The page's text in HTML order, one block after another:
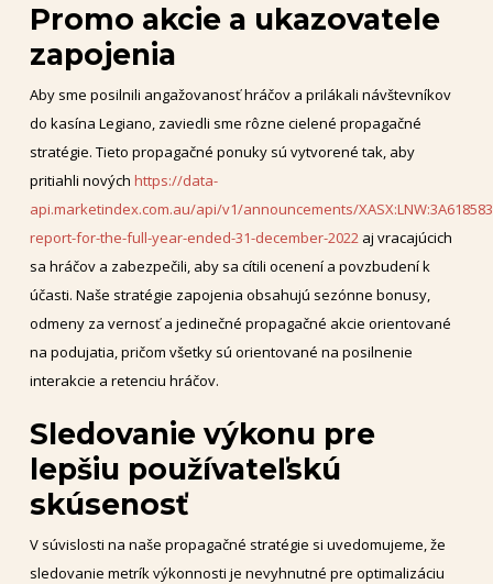
Promo akcie a ukazovatele
zapojenia
Aby sme posilnili angažovanosť hráčov a prilákali návštevníkov
do kasína Legiano, zaviedli sme rôzne cielené propagačné
stratégie. Tieto propagačné ponuky sú vytvorené tak, aby
pritiahli nových https://data-
api.marketindex.com.au/api/v1/announcements/
report-for-the-full-year-ended-31-december-2022aj vracajúcich
sa hráčov a zabezpečili, aby sa cítili ocenení a povzbudení k
účasti. Naše stratégie zapojenia obsahujú sezónne bonusy,
odmeny za vernosť a jedinečné propagačné akcie orientované
na podujatia, pričom všetky sú orientované na posilnenie
interakcie a retenciu hráčov.
Sledovanie výkonu pre
lepšiu používateľskú
skúsenosť
V súvislosti na naše propagačné stratégie si uvedomujeme, že
sledovanie metrík výkonnosti je nevyhnutné pre optimalizáciu